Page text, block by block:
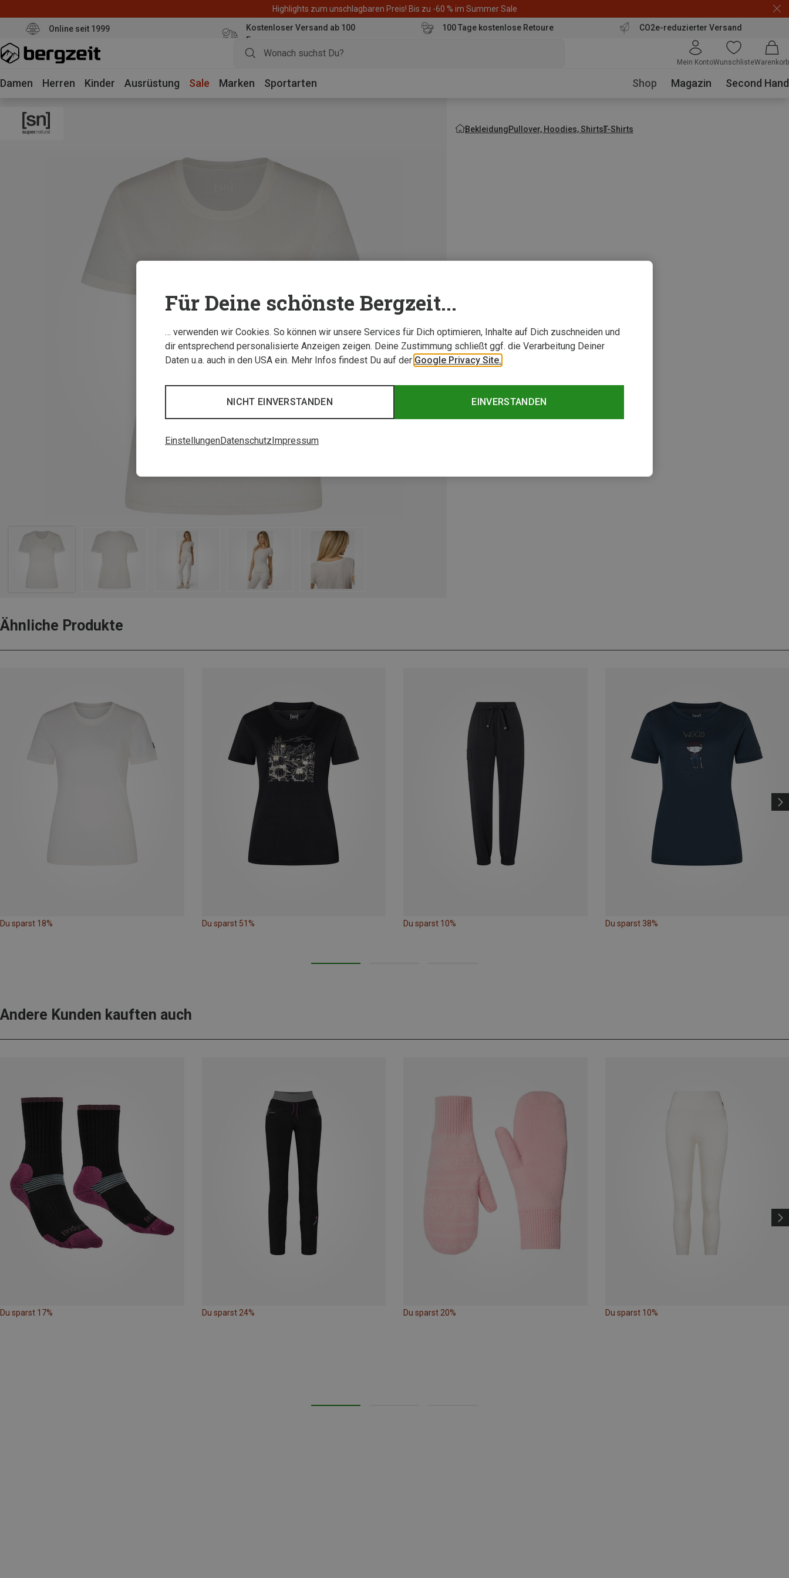
Highlights zum unschlagbaren Preis! Bis zu -60 % im Summer Sale
Online seit 1999
Kostenloser Versand ab 100
Euro
100 Tage kostenlose Retoure CO2e-reduzierter Versand
Mein KontoWunschlisteWarenkorb
Damen Herren Kinder Ausrüstung Sale Marken Sportarten Shop Magazin Second Hand
BekleidungPullover, Hoodies, ShirtsT-Shirts
Ähnliche Produkte
Du sparst 18% Du sparst 51% Du sparst 10% Du sparst 38%
Andere Kunden kauften auch
Du sparst 17% Du sparst 24% Du sparst 20% Du sparst 10%
Für Deine schönste Bergzeit...
… verwenden wir Cookies. So können wir unsere Services für Dich optimieren, Inhalte auf Dich zuschneiden und
dir entsprechend personalisierte Anzeigen zeigen. Deine Zustimmung schließt ggf. die Verarbeitung Deiner
Daten u.a. auch in den USA ein. Mehr Infos findest Du auf der Google Privacy Site.
EINVERSTANDEN
NICHT EINVERSTANDEN
EinstellungenDatenschutzImpressum